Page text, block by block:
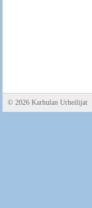
© 2026 Karhulan Urheilijat